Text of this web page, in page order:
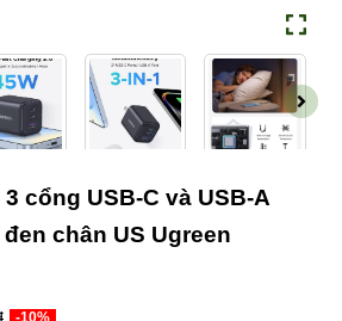
cổng USB-C và USB-A
chân US Ugreen
-10%